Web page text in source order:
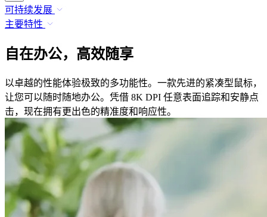
可持续发展
主要特性
自在办公，高效随享
以卓越的性能体验极致的多功能性。一款先进的紧凑型鼠标，
让您可以随时随地办公。凭借 8K DPI 任意表面追踪和安静点
击，现在拥有更出色的精准度和响应性。